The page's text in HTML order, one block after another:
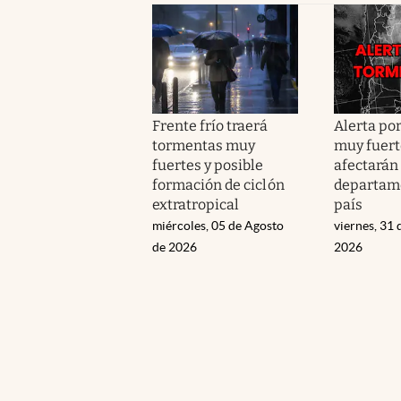
Frente frío traerá
tormentas muy
fuertes y posible
formación de ciclón
extratropical
miércoles, 05 de Agosto
de 2026
Alerta
muy
afectarán
país
viernes, 31
2026